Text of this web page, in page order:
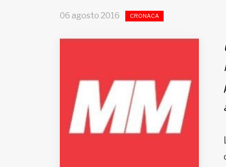
www.viveremilano.info06 agosto 2016 CRONACA